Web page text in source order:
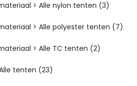
> Alle nylon tenten (3)
> Alle polyester tenten (7)
> Alle TC tenten (2)
tenten (23)